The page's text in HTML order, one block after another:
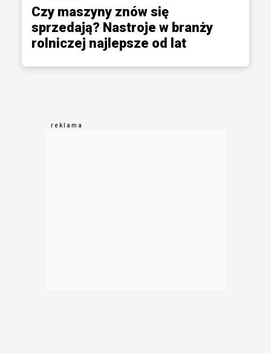
Czy maszyny znów się
sprzedają? Nastroje w branży
rolniczej najlepsze od lat